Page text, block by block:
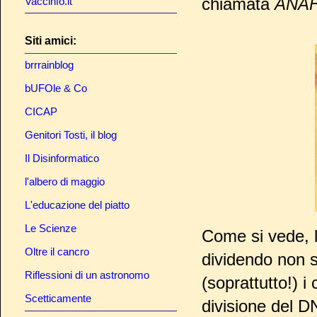
chiamata
Come si vede,
dividendo non
(soprattutto!) i
divisione del
Siti amici:
brrrainblog
bUFOle & Co
CICAP
Genitori Tosti, il blog
Il Disinformatico
l'albero di maggio
L'educazione del piatto
Le Scienze
Oltre il cancro
Riflessioni di un astronomo
Scetticamente